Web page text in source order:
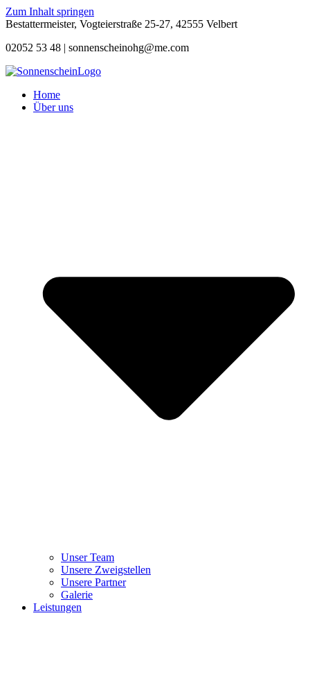
Zum Inhalt springen
Bestattermeister, Vogteierstraße 25-27, 42555 Velbert
02052 53 48 | sonnenscheinohg@me.com
Home
Über uns
Unser Team
Unsere Zweigstellen
Unsere Partner
Galerie
Leistungen